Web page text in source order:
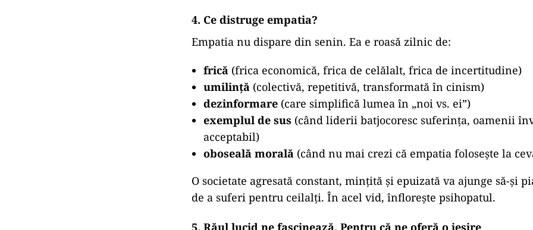
Este momentul în care oamenii buni obosesc să mai protesteze, iar
drumul cu voluptate.
4. Ce distruge empatia?